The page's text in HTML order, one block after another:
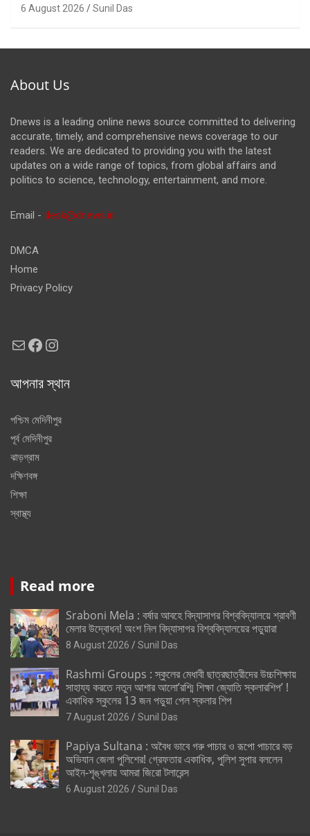
6 August 2026 Sunil Das
About Us
Dnews is a leading online news source committed to delivering
accurate, timely, and comprehensive news coverage to our
readers. We are dedicated to providing you with the latest
updates on a wide range of topics, from global affairs and
politics to science, technology, entertainment, and more.
Email - desk@dnews.in
DMCA
Home
Privacy Policy
MailFacebook
Instagram
আপনার স্থান
পশ্চিম মেদিনীপুর
পূর্ব মেদিনীপুর
ঝাড়গ্রাম
দক্ষিণবঙ্গ
শিক্ষা
স্বাস্থ্য
Read more
Sraboni Mela : বর্ষার আবহে বিদ্যাসাগর বিশ্ববিদ্যালয়ে শ্রাবণী
মেলার উদ্বোধন! অংশ নিল বিদ্যাসাগর বিশ্ববিদ্যালয়ের পড়ুয়ারা
8 August 2026 Sunil Das
Rashmi Groups : স্কুলের মেধাবী ছাত্রছাত্রীদের উচ্চশিক্ষায়
সাহায্য করতে নতুন আশার আলো’রশ্মি শিক্ষা জ্যোতি স্কলারশিপ’ !
একাধিক স্কুলের 13 জন পড়ুয়া পেল স্কলার শিপ
7 August 2026 Sunil Das
Papiya Sultana : অবৈধ ভাবে গরু পাচার ও রূপো পাচারে বড়
অভিযান জেলা পুলিশের! গ্রেফতার একাধিক, পুলিশ সুপার বললেন
আইন-শৃঙ্খলায় আমরা জিরো টলারেন্স
6 August 2026 Sunil Das